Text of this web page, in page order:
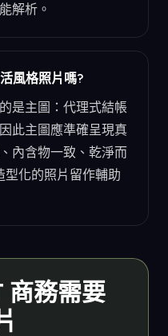
解析。
風格照片嗎?
是主圖：代理式結帳
此主圖應準確呈現真
內含物一致、乾淨而
型化的照片留作輔助
商務需要